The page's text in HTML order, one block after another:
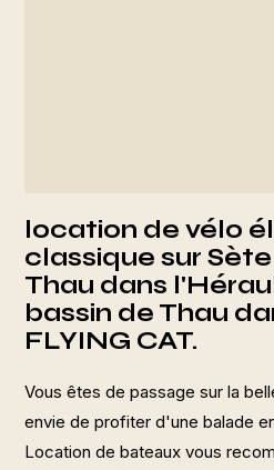
location de vélo
classique sur
Thau dans
bassin de Thau
FLYING CAT.
Vous êtes de passage sur la
envie de profiter d'une balade
Location de bateaux vous